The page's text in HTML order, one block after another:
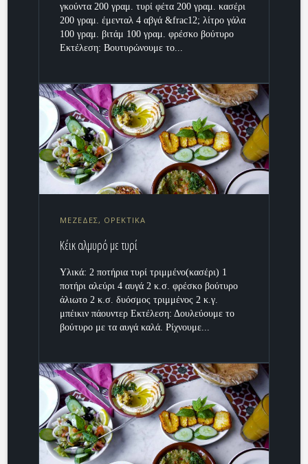
γκούντα 200 γραμ. τυρί φέτα 200 γραμ. κασέρι
200 γραμ. έμενταλ 4 αβγά &frac12; λίτρο γάλα
100 γραμ. βιτάμ 100 γραμ. φρέσκο βούτυρο
Εκτέλεση: Βουτυρώνουμε το...
ΜΕΖΕΔΕΣ, ΟΡΕΚΤΙΚΑ
Κέικ αλμυρό με τυρί
Υλικά: 2 ποτήρια τυρί τριμμένο(κασέρι) 1
ποτήρι αλεύρι 4 αυγά 2 κ.σ. φρέσκο βούτυρο
άλιωτο 2 κ.σ. δυόσμος τριμμένος 2 κ.γ.
μπέικιν πάουντερ Εκτέλεση: Δουλεύουμε το
βούτυρο με τα αυγά καλά. Ρίχνουμε...